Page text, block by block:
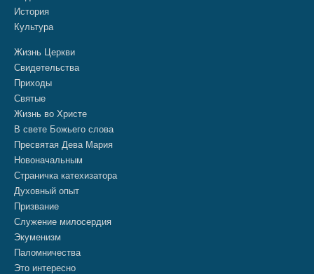
История
Культура
Жизнь Церкви
Свидетельства
Приходы
Святые
Жизнь во Христе
В свете Божьего слова
Пресвятая Дева Мария
Новоначальным
Страничка катехизатора
Духовный опыт
Призвание
Служение милосердия
Экуменизм
Паломничества
Это интересно